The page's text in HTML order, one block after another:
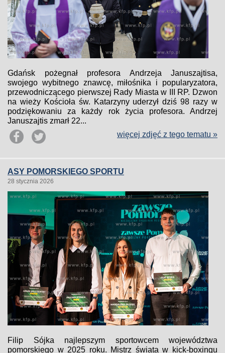
Gdańsk pożegnał profesora Andrzeja Januszajtisa,
swojego wybitnego znawcę, miłośnika i popularyzatora,
przewodniczącego pierwszej Rady Miasta w III RP. Dzwon
na wieży Kościoła św. Katarzyny uderzył dziś 98 razy w
podziękowaniu za każdy rok życia profesora. Andrzej
Januszajtis zmarł 22...
więcej zdjęć z tego tematu »
ASY POMORSKIEGO SPORTU
28 stycznia 2026
Filip Sójka najlepszym sportowcem województwa
pomorskiego w 2025 roku. Mistrz świata w kick-boxingu